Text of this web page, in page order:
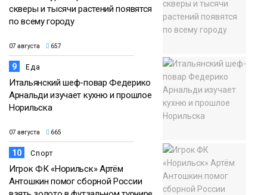
скверы и тысячи растений появятся
по всему городу
07 августа 657
9 Еда
Итальянский шеф-повар Федерико
Арнальди изучает кухню и прошлое
Норильска
07 августа 665
10 Спорт
Игрок ФК «Норильск» Артём
Антошкин помог сборной России